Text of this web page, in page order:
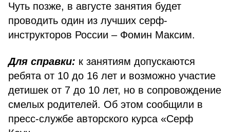
Чуть позже, в августе занятия будет
проводить один из лучших серф-
инструкторов России – Фомин Максим.
Для справки: к занятиям допускаются
ребята от 10 до 16 лет и возможно участие
детишек от 7 до 10 лет, но в сопровождение
смелых родителей. Об этом сообщили в
пресс-службе авторского курса «Серф